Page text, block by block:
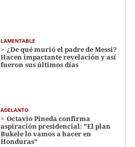
LAMENTABLE
¿De qué murió el padre de Messi?
Hacen impactante revelación y así
fueron sus últimos días
ADELANTO
Octavio Pineda confirma
aspiración presidencial: "El plan
Bukele lo vamos a hacer en
Honduras"